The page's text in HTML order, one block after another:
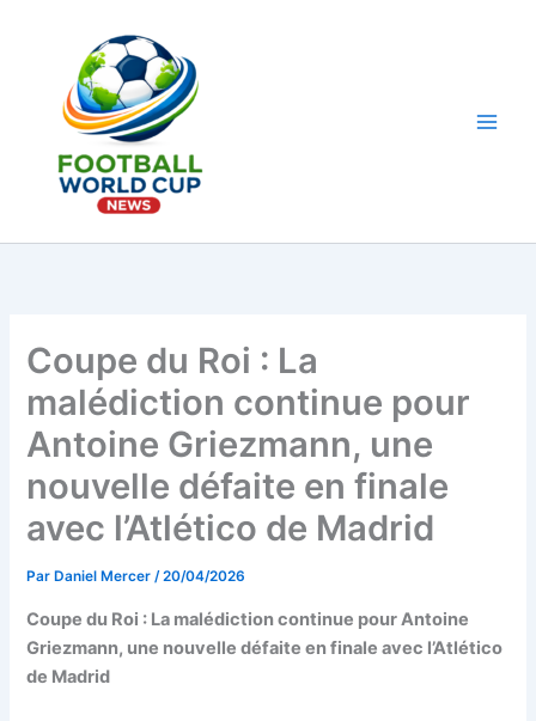
Coupe du Roi : La
malédiction continue pour
Antoine Griezmann, une
nouvelle défaite en finale
avec l’Atlético de Madrid
Par Daniel Mercer/20/04/2026
Coupe du Roi : La malédiction continue pour Antoine
Griezmann, une nouvelle défaite en finale avec l’Atlético
de Madrid